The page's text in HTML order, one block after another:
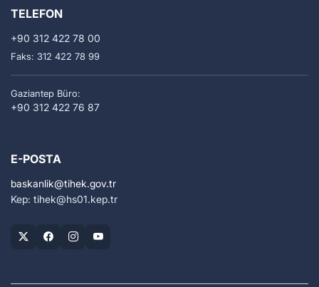
TELEFON
+90 312 422 78 00
Faks: 312 422 78 99
Gaziantep Büro:
+90 312 422 76 87
E-POSTA
baskanlik tihek.gov.tr
Kep: tihek hs01.kep.tr